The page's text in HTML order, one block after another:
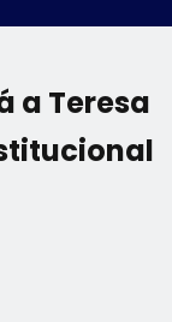
a Teresa